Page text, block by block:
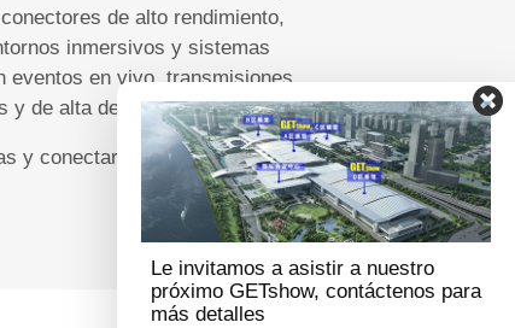
de alto rendimiento,
inmersivos y sistemas
eventos en vivo, transmisiones
y de alta demanda.
y conectarse con fabricantes y
Le invitamos a asistir a nuestro
próximo GETshow, contáctenos para
más detalles